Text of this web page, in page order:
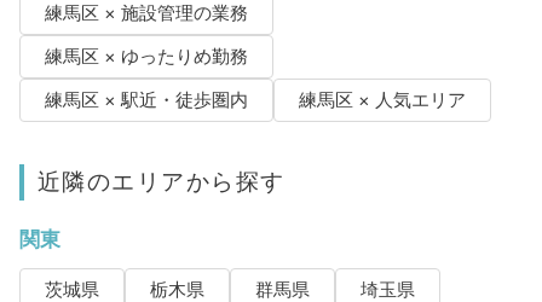
練馬区 × 施設管理の業務
練馬区 × ゆったりめ勤務
練馬区 × 駅近・徒歩圏内
練馬区 × 人気エリア
近隣のエリアから探す
関東
茨城県 栃木県 群馬県
埼玉県